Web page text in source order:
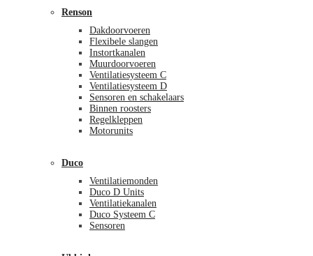
Renson
Dakdoorvoeren
Flexibele slangen
Instortkanalen
Muurdoorvoeren
Ventilatiesysteem C
Ventilatiesysteem D
Sensoren en schakelaars
Binnen roosters
Regelkleppen
Motorunits
Duco
Ventilatiemonden
Duco D Units
Ventilatiekanalen
Duco Systeem C
Sensoren